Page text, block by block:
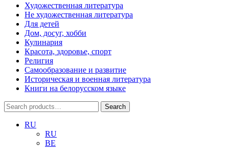
Художественная литература
Не художественная литература
Для детей
Дом, досуг, хобби
Кулинария
Красота, здоровье, спорт
Религия
Самообразование и развитие
Историческая и военная литература
Книги на белорусском языке
Search
for:
Search
RU
RU
BE